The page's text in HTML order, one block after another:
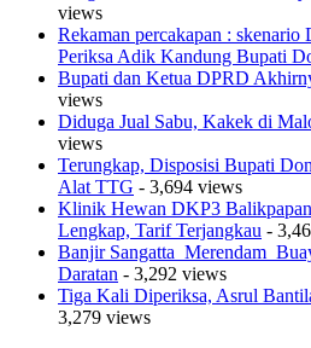
views
Rekaman percakapan :
Periksa Adik Kandung Bupati
Bupati dan Ketua DPRD
views
Diduga Jual Sabu, Kakek di
views
Terungkap, Disposisi Bupati
Alat TTG - 3,694 views
Klinik Hewan DKP3
Lengkap, Tarif Terjangkau -
Banjir Sangatta Merendam
Daratan - 3,292 views
Tiga Kali Diperiksa, Asrul
3,279 views